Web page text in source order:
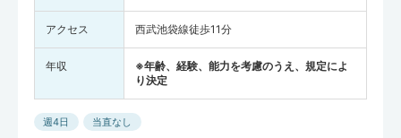
アクセス 西武池袋線徒歩11分
年収
※年齢、経験、能力を考慮のうえ、規定によ
り決定
週4日 当直なし